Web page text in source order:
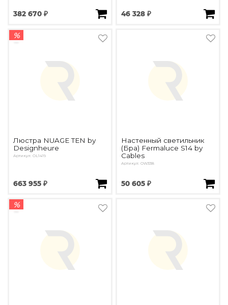
382 670 ₽ 46 328 ₽
%
Люстра NUAGE TEN by
Designheure
Артикул: OL1419
663 955 ₽
Настенный светильник
(Бра) Fermaluce S14 by
Cables
Артикул: OW338
50 605 ₽
%